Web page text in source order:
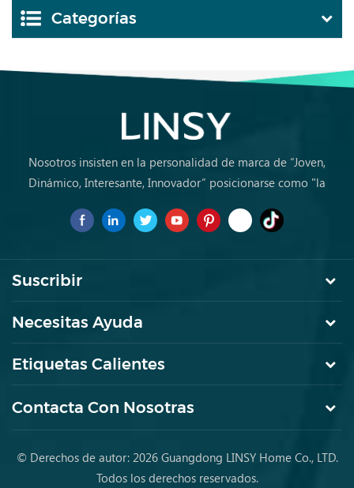
Categorías
Nosotros insisten en la personalidad de marca de “Joven,
Dinámico, Interesante, Innovador” posicionarse como "la
por primera vez.
Suscribir
Necesitas Ayuda
Etiquetas Calientes
Contacta Con Nosotras
© Derechos de autor: 2026 Guangdong LINSY Home Co., LTD.
Todos los derechos reservados.